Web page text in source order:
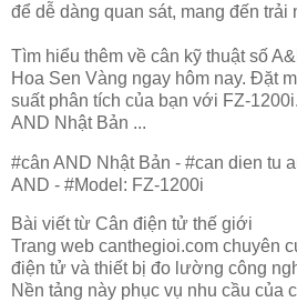
để dễ dàng quan sát, mang đến trải
Tìm hiểu thêm về cân kỹ thuật số
Hoa Sen Vàng ngay hôm nay. Đặt
suất phân tích của bạn với FZ-
AND Nhật Bản ...
#cân AND Nhật Bản - #can dien tu
AND - #Model: FZ-1200i
Bài viết từ Cân điện tử thế giới
Trang web canthegioi.com chuyên
điện tử và thiết bị đo lường công
Nền tảng này phục vụ nhu cầu của